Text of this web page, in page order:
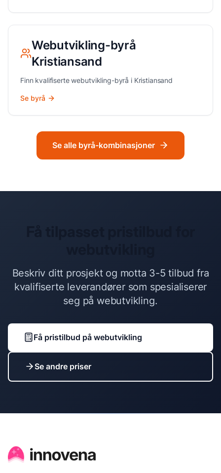
Webutvikling-byrå
Kristiansand
Finn kvalifisertewebutvikling-byrå i Kristiansand
Se byrå
Se alle byrå-kombinasjoner
Beskriv ditt prosjekt og motta 3-5 tilbud fra
kvalifiserte leverandører som spesialiserer
seg påwebutvikling.
Få pristilbud på webutvikling
Se andre priser